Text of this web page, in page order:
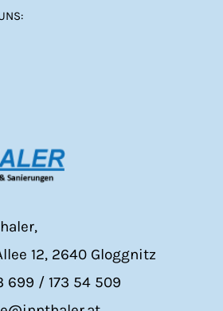
12, 2640 Gloggnitz
699 / 173 54 509